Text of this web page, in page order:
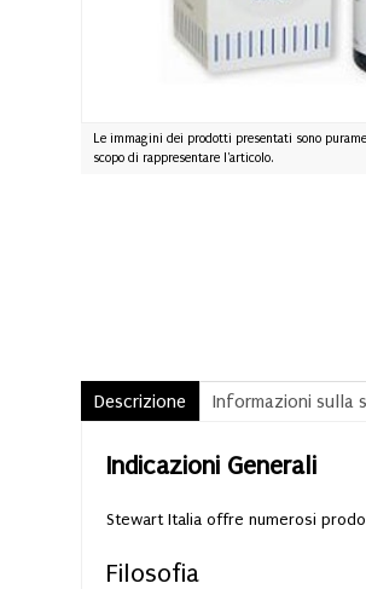
Le immagini dei prodotti presentati sono
scopo di rappresentare l'articolo.
Descrizione Informazioni sulla
Indicazioni Generali
Stewart Italia offre numerosi
Filosofia